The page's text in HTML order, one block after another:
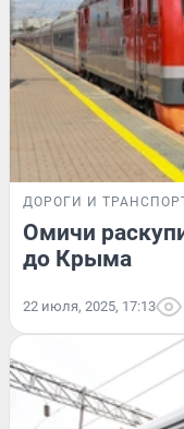
ДОРОГИ И
Омичи
до Крыма
22 июля, 2025, 17:13